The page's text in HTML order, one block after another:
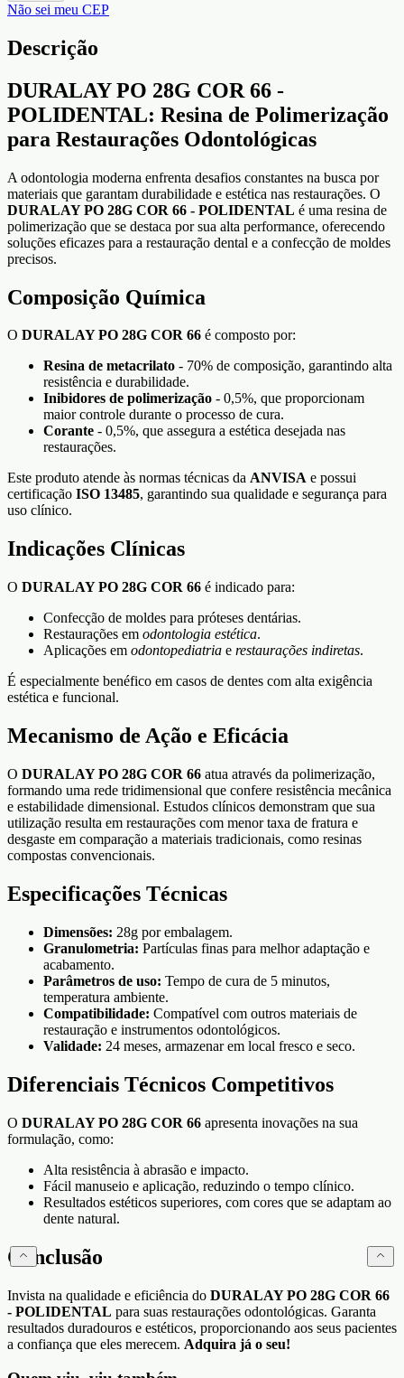
Não sei meu CEP
Descrição
DURALAY PO 28G COR 66 -
POLIDENTAL: Resina de Polimerização
para Restaurações Odontológicas
A odontologia moderna enfrenta desafios constantes na busca por
materiais que garantam durabilidade e estética nas restaurações. O
DURALAY PO 28G COR 66 - POLIDENTAL é uma resina de
polimerização que se destaca por sua alta performance, oferecendo
soluções eficazes para a restauração dental e a confecção de moldes
precisos.
Composição Química
O DURALAY PO 28G COR 66 é composto por:
Resina de metacrilato - 70% de composição, garantindo alta
resistência e durabilidade.
Inibidores de polimerização - 0,5%, que proporcionam
maior controle durante o processo de cura.
Corante - 0,5%, que assegura a estética desejada nas
restaurações.
Este produto atende às normas técnicas da ANVISA e possui
certificação ISO 13485, garantindo sua qualidade e segurança para
uso clínico.
Indicações Clínicas
O DURALAY PO 28G COR 66 é indicado para:
Confecção de moldes para próteses dentárias.
Restaurações em odontologia estética.
Aplicações em odontopediatria e restaurações indiretas.
É especialmente benéfico em casos de dentes com alta exigência
estética e funcional.
Mecanismo de Ação e Eficácia
O DURALAY PO 28G COR 66 atua através da polimerização,
formando uma rede tridimensional que confere resistência mecânica
e estabilidade dimensional. Estudos clínicos demonstram que sua
utilização resulta em restaurações com menor taxa de fratura e
desgaste em comparação a materiais tradicionais, como resinas
compostas convencionais.
Especificações Técnicas
Dimensões: 28g por embalagem.
Granulometria: Partículas finas para melhor adaptação e
acabamento.
Parâmetros de uso: Tempo de cura de 5 minutos,
temperatura ambiente.
Compatibilidade: Compatível com outros materiais de
restauração e instrumentos odontológicos.
Validade: 24 meses, armazenar em local fresco e seco.
Diferenciais Técnicos Competitivos
O DURALAY PO 28G COR 66 apresenta inovações na sua
formulação, como:
Alta resistência à abrasão e impacto.
Fácil manuseio e aplicação, reduzindo o tempo clínico.
Resultados estéticos superiores, com cores que se adaptam ao
dente natural.
Conclusão
Invista na qualidade e eficiência do DURALAY PO 28G COR 66
- POLIDENTAL para suas restaurações odontológicas. Garanta
resultados duradouros e estéticos, proporcionando aos seus pacientes
a confiança que eles merecem. Adquira já o seu!